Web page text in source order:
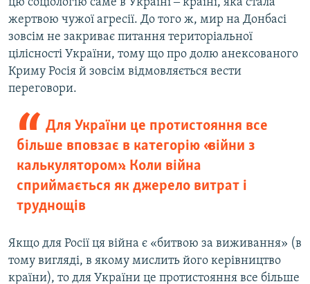
цю соціологію саме в Україні ‒ країні, яка стала
жертвою чужої агресії. До того ж, мир на Донбасі
зовсім не закриває питання територіальної
цілісності України, тому що про долю анексованого
Криму Росія й зовсім відмовляється вести
переговори.
Для України це протистояння все
більше вповзає в категорію «війни з
калькулятором». Коли війна
сприймається як джерело витрат і
труднощів
Якщо для Росії ця війна є «битвою за виживання» (в
тому вигляді, в якому мислить його керівництво
країни), то для України це протистояння все більше